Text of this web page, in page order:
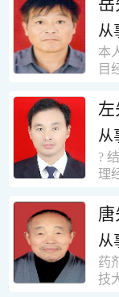
有
真
实
重
工
心
际
责
位
快
许
面
创
岳
从
本
目
计
各
适
年
年
目
多
务
项
砖
左
从
?
理
意
立
通
的
农
唐
从
药
技